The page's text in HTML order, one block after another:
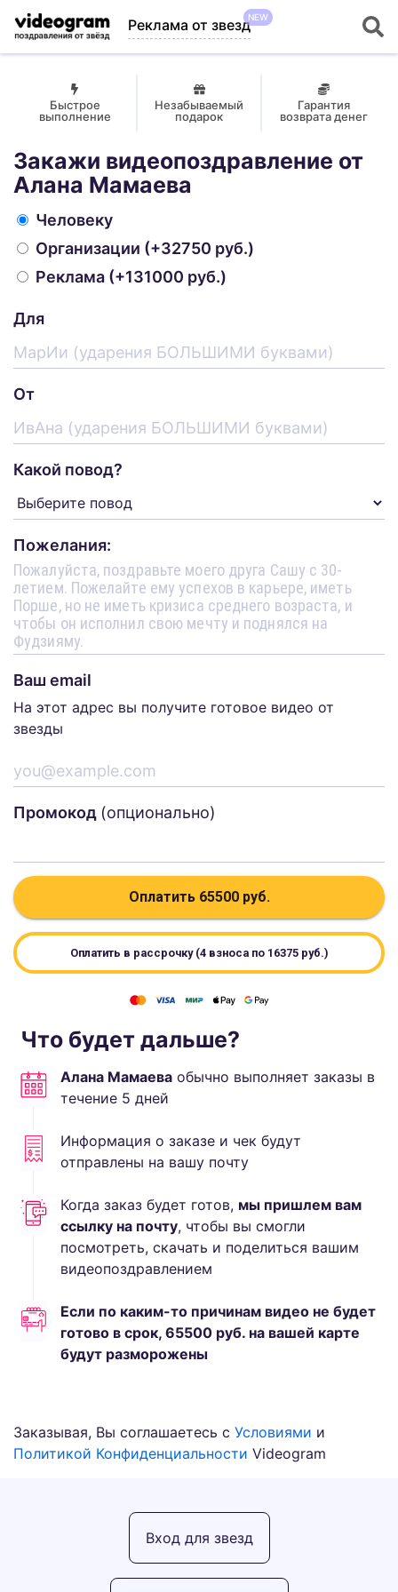
Реклама от звездNEW
Быстрое
выполнение
Незабываемый
подарок
Гарантия
возврата денег
Закажи видеопоздравление от
Алана Мамаева
Человеку
Организации (+32750 руб.)
Реклама (+131000 руб.)
Для
От
Какой повод?
Пожелания:
Ваш email
На этот адрес вы получите готовое видео от
звезды
Промокод (опционально)
Оплатить 65500руб.
Оплатить в рассрочку (4 взноса по 16375руб.)
Что будет дальше?
Алана Мамаева обычно выполняет заказы в
течение 5 дней
Информация о заказе и чек будут
отправлены на вашу почту
Когда заказ будет готов, мы пришлем вам
ссылку на почту, чтобы вы смогли
посмотреть, скачать и поделиться вашим
видеопоздравлением
Если по каким-то причинам видео не будет
готово в срок, 65500 руб. на вашей карте
будут разморожены
Заказывая, Вы соглашаетесь с Условиями и
Политикой Конфиденциальности Videogram
Вход для звезд